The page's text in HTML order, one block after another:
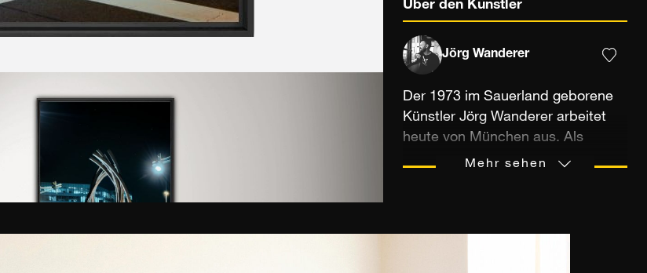
Über den Künstler
Jörg Wanderer
Der 1973 im Sauerland geborene
Künstler Jörg Wanderer arbeitet
heute von München aus. Als
autodidaktischer Fotograf
Mehr sehen